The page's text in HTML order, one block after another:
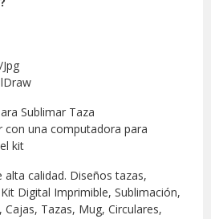
Sublimar Taza
con una computadora para
kit
calidad. Diseños tazas,
Digital Imprimible, Sublimación,
Tazas, Mug, Circulares,